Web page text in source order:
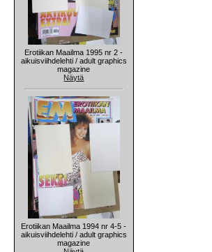
Erotiikan Maailma 1995 nr 2 -
aikuisviihdelehti / adult graphics
magazine
Näytä
Erotiikan Maailma 1994 nr 4-5 -
aikuisviihdelehti / adult graphics
magazine